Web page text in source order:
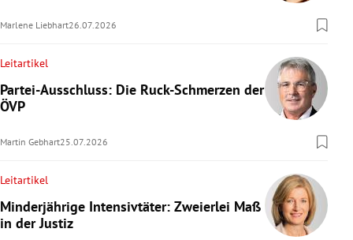
Marlene Liebhart26.07.2026
Leitartikel
Partei-Ausschluss: Die Ruck-Schmerzen der
ÖVP
Martin Gebhart25.07.2026
Leitartikel
Minderjährige Intensivtäter: Zweierlei Maß
in der Justiz